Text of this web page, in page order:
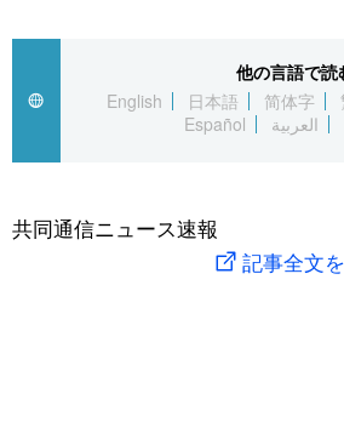
社会
旅と暮らし
社会
文化
科学・技術
暮らし
他の言語で読
English
日本語 简体字
Español
العربية
共同通信ニュース速報
記事全文